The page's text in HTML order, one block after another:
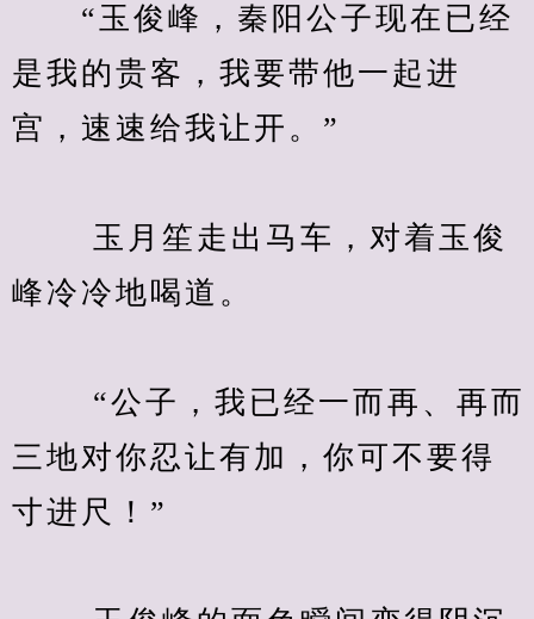
“玉俊峰，秦阳公子现在已经
是我的贵客，我要带他一起进
宫，速速给我让开。”
玉月笙走出马车，对着玉俊
峰冷冷地喝道。
“公子，我已经一而再、再而
三地对你忍让有加，你可不要得
寸进尺！”